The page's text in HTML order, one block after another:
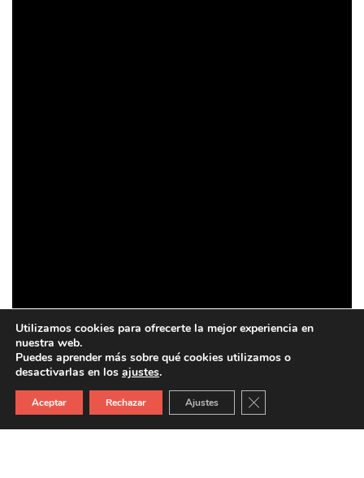
Utilizamos cookies para ofrecerte la mejor experiencia en
nuestra web.
Puedes aprender más sobre qué cookies utilizamos o
desactivarlas en los ajustes.
Aceptar Rechazar Ajustes Cerrar el banner de